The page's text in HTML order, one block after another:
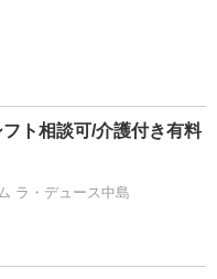
ト相談可/介護付き有料
ラ・デュース中島